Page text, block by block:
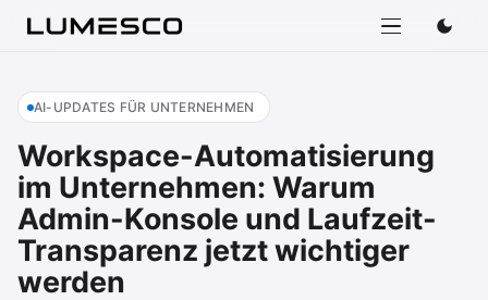
AI-UPDATES FÜR UNTERNEHMEN
Workspace-Automatisierung
im Unternehmen: Warum
Admin-Konsole und Laufzeit-
Transparenz jetzt wichtiger
werden